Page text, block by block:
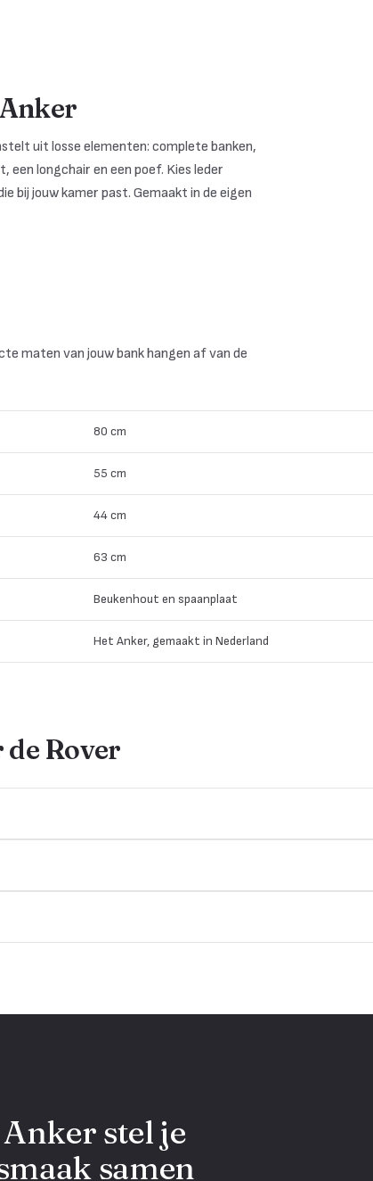
uit losse elementen: complete banken,
een longchair en een poef. Kies leder
bij jouw kamer past. Gemaakt in de eigen
maten van jouw bank hangen af van de
80 cm
55 cm
44 cm
63 cm
Beukenhout en spaanplaat
Het Anker, gemaakt in Nederland
de Rover
stel je
samen